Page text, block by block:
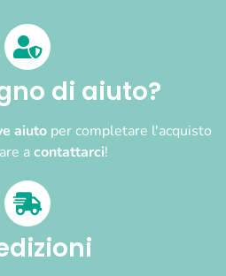
di aiuto?
aiuto per completare l'acquisto
acontattarci!